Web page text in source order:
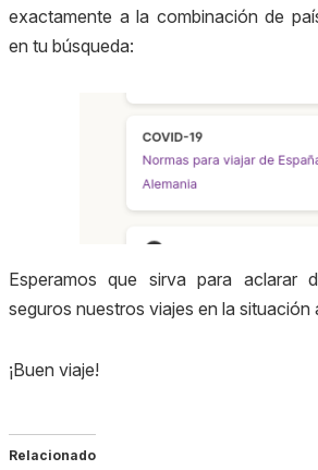
exactamente a la combinación de
en tu búsqueda:
Esperamos que sirva para aclarar
seguros nuestros viajes en la situación
¡Buen viaje!
Relacionado